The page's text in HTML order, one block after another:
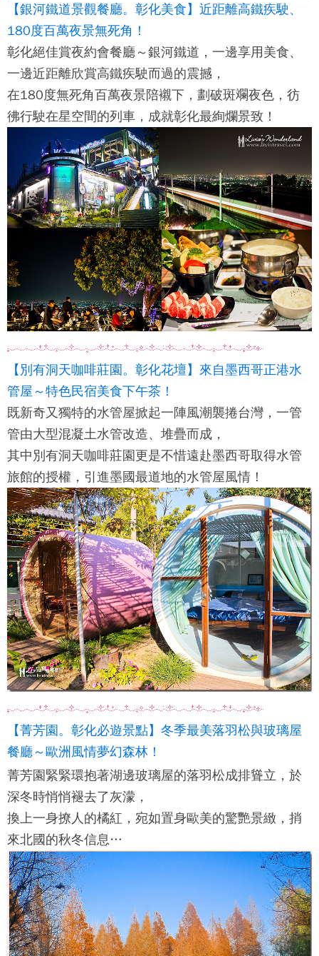
【銀河鐵道景觀餐廳。彰化美食】近距離高鐵疾駛、
180度百萬夜景無死角！
彰化絕佳賞夜約會餐廳～銀河鐵道，一邊享用美食、
一邊近距離欣賞高鐵疾駛而過的震撼，
在180度無死角百萬夜景陪襯下，劃破斑斕夜色，彷
彿行駛在星空間的列車，成就彰化最絢爛景致！
【別有洞天咖啡莊園。彰化花壇】來自墨西哥正港水
管屋～特色民宿美食下午茶！
既新奇又獨特的水管屋掀起一陣風潮襲捲台灣，一管
管由大型混凝土水管改造、堆疊而成，
其中別有洞天咖啡莊園更是不惜遠赴墨西哥取得水管
旅館的授權，引進墨國最道地的水管屋風情！
【菁芳園。彰化必遊景點】冬季最美落羽松與玻璃屋
餐廳～歐洲風情夢幻森林！
菁芳園緊緊環抱著湖邊玻璃屋的落羽松成排聳立，於
深冬時悄悄褪去了灰濛，
換上一身撩人的橘紅，宛如置身歐美的驚艷景緻，捎
來北國的秋冬信息…